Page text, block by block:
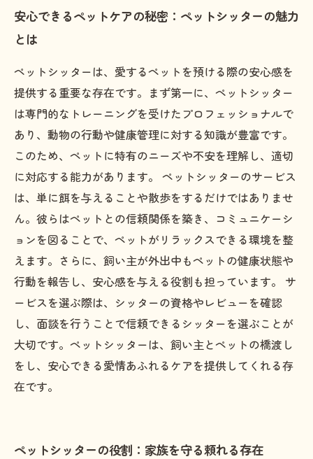
実際の体験談：ペットシッターと過ごした安心
愛するペットを任せることで得られる時間と心
の余裕
安心できるペットケアの秘密：ペットシッターの魅力
とは
ペットシッターは、愛するペットを預ける際の安心感を
提供する重要な存在です。まず第一に、ペットシッター
は専門的なトレーニングを受けたプロフェッショナルで
あり、動物の行動や健康管理に対する知識が豊富です。
このため、ペットに特有のニーズや不安を理解し、適切
に対応する能力があります。 ペットシッターのサービス
は、単に餌を与えることや散歩をするだけではありませ
ん。彼らはペットとの信頼関係を築き、コミュニケーシ
ョンを図ることで、ペットがリラックスできる環境を整
えます。さらに、飼い主が外出中もペットの健康状態や
行動を報告し、安心感を与える役割も担っています。 サ
ービスを選ぶ際は、シッターの資格やレビューを確認
し、面談を行うことで信頼できるシッターを選ぶことが
大切です。ペットシッターは、飼い主とペットの橋渡し
をし、安心できる愛情あふれるケアを提供してくれる存
在です。
ペットシッターの役割：家族を守る頼れる存在